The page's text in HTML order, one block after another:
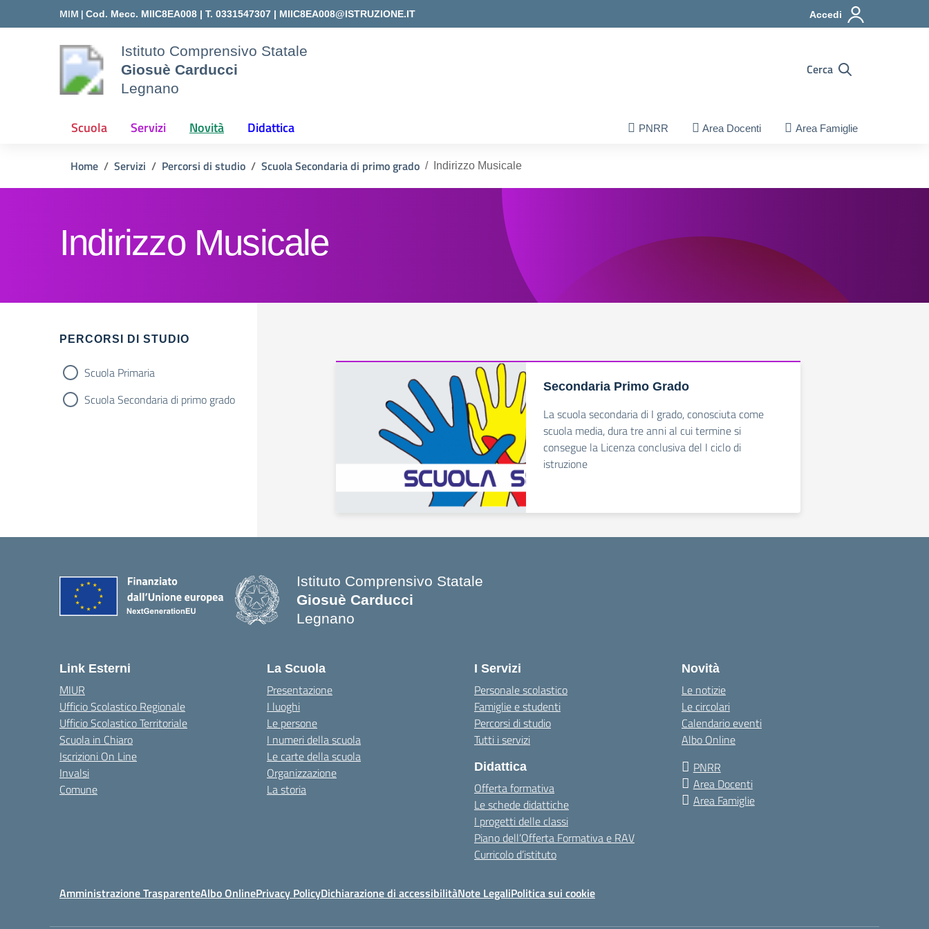
Vai ai contenuti
Vai al menu di navigazione
MIM | Cod. Mecc. MIIC8EA008 | T. 0331547307 | MIIC8EA008@ISTRUZIONE.IT Accedi
Istituto Comprensivo Statale
Giosuè Carducci
Legnano
Cerca
Scuola Servizi Novità Didattica PNRR Area Docenti Area Famiglie
Home Servizi Percorsi di studio Scuola Secondaria di primo grado Indirizzo Musicale
Indirizzo Musicale
PERCORSI DI STUDIO
Scuola Primaria
Scuola Secondaria di primo grado
Secondaria Primo Grado
La scuola secondaria di I grado, conosciuta come
scuola media, dura tre anni al cui termine si
consegue la Licenza conclusiva del I ciclo di
istruzione
Istituto Comprensivo Statale
Giosuè Carducci
Legnano
Link Esterni
MIUR
Ufficio Scolastico Regionale
Ufficio Scolastico Territoriale
Scuola in Chiaro
Iscrizioni On Line
Invalsi
Comune
La Scuola
Presentazione
I luoghi
Le persone
I numeri della scuola
Le carte della scuola
Organizzazione
La storia
I Servizi
Personale scolastico
Famiglie e studenti
Percorsi di studio
Tutti i servizi
Didattica
Offerta formativa
Le schede didattiche
I progetti delle classi
Piano dell’Offerta Formativa e RAV
Curricolo d’istituto
Novità
Le notizie
Le circolari
Calendario eventi
Albo Online
PNRR
Area Docenti
Area Famiglie
Amministrazione TrasparenteAlbo OnlinePrivacy PolicyDichiarazione di accessibilitàNote LegaliPolitica sui cookie